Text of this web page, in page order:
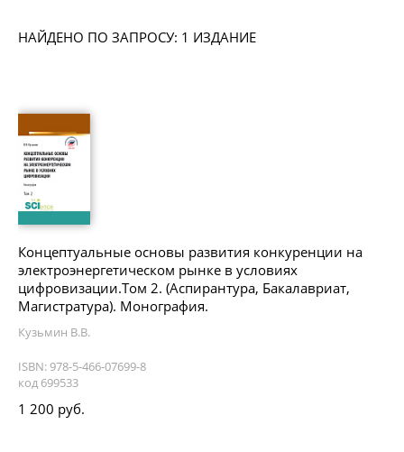
НАЙДЕНО ПО ЗАПРОСУ: 1 ИЗДАНИЕ
Концептуальные основы развития конкуренции на
электроэнергетическом рынке в условиях
цифровизации.Том 2. (Аспирантура, Бакалавриат,
Магистратура). Монография.
Кузьмин В.В.
ISBN: 978-5-466-07699-8
код 699533
1 200 руб.